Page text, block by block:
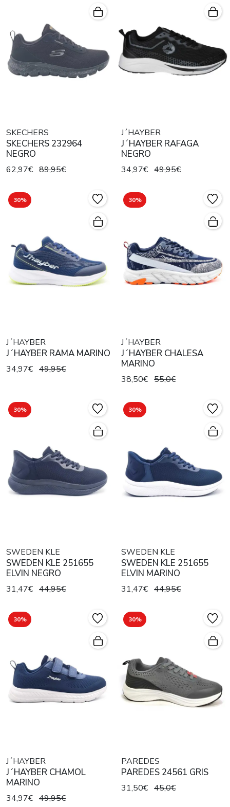
SKECHERS
SKECHERS 232964
NEGRO
62,97€ 89,95€
J´HAYBER
J´HAYBER RAFAGA
NEGRO
34,97€ 49,95€
30%
J´HAYBER
J´HAYBER RAMA MARINO
34,97€ 49,95€
30%
J´HAYBER
J´HAYBER CHALESA
MARINO
38,50€ 55,0€
30%
SWEDEN KLE
SWEDEN KLE 251655
ELVIN NEGRO
31,47€ 44,95€
30%
SWEDEN KLE
SWEDEN KLE 251655
ELVIN MARINO
31,47€ 44,95€
30%
J´HAYBER
J´HAYBER CHAMOL
MARINO
34,97€ 49,95€
30%
PAREDES
PAREDES 24561 GRIS
31,50€ 45,0€